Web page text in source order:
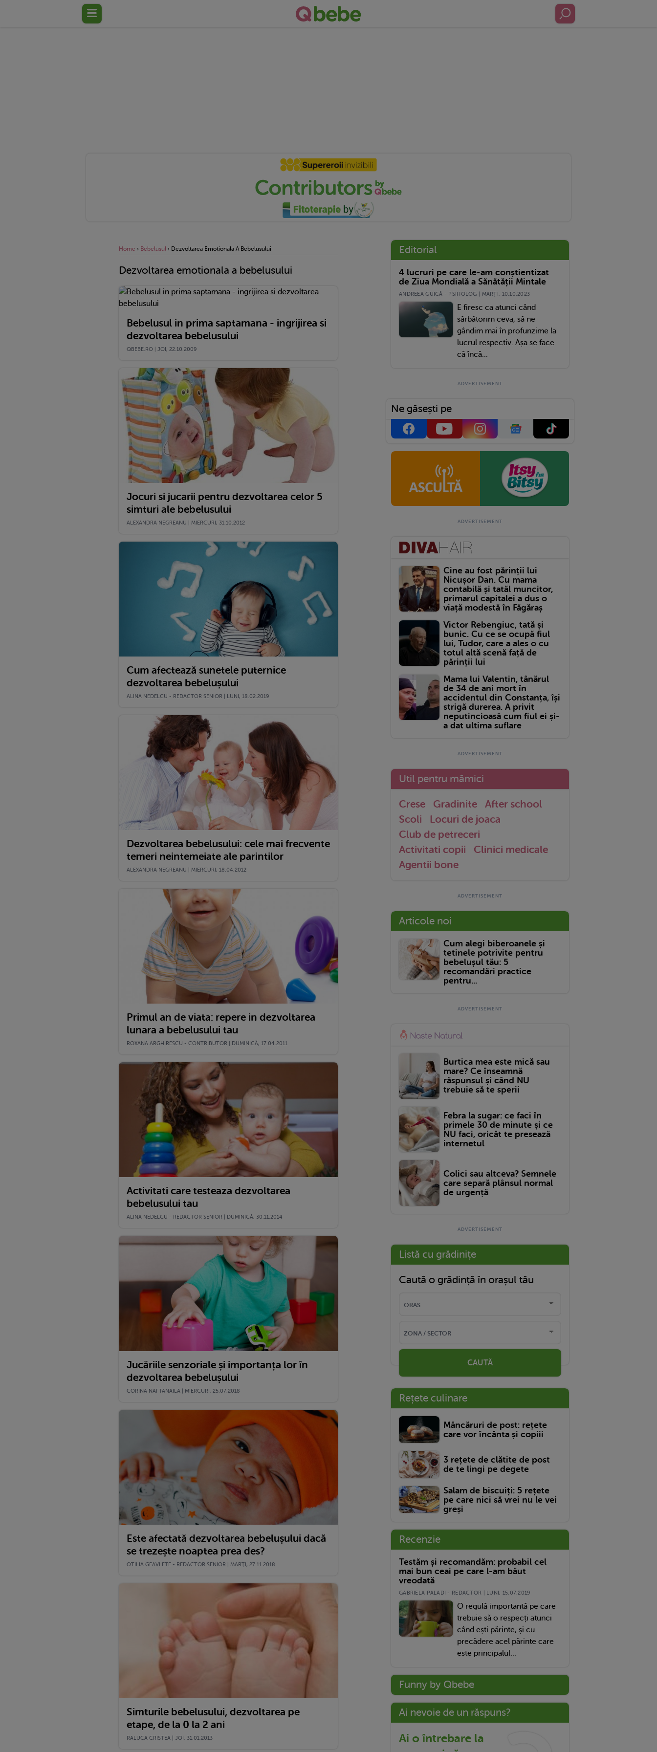
Home › Bebelusul › Dezvoltarea Emotionala A Bebelusului
Dezvoltarea emotionala a bebelusului
Bebelusul in prima saptamana - ingrijirea si
dezvoltarea bebelusului
QBEBE.RO | JOI, 22.10.2009
Jocuri si jucarii pentru dezvoltarea celor 5
simturi ale bebelusului
ALEXANDRA NEGREANU | MIERCURI, 31.10.2012
Cum afectează sunetele puternice
dezvoltarea bebelușului
ALINA NEDELCU - REDACTOR SENIOR | LUNI, 18.02.2019
Dezvoltarea bebelusului: cele mai frecvente
temeri neintemeiate ale parintilor
ALEXANDRA NEGREANU | MIERCURI, 18.04.2012
Primul an de viata: repere in dezvoltarea
lunara a bebelusului tau
ROXANA ARGHIRESCU - CONTRIBUTOR | DUMINICĂ, 17.04.2011
Activitati care testeaza dezvoltarea
bebelusului tau
ALINA NEDELCU - REDACTOR SENIOR | DUMINICĂ, 30.11.2014
Jucăriile senzoriale și importanța lor în
dezvoltarea bebelușului
CORINA NAFTANAILA | MIERCURI, 25.07.2018
Este afectată dezvoltarea bebelușului dacă
se trezește noaptea prea des?
OTILIA GEAVLETE - REDACTOR SENIOR | MARŢI, 27.11.2018
Simturile bebelusului, dezvoltarea pe
etape, de la 0 la 2 ani
RALUCA CRISTEA | JOI, 31.01.2013
Editorial
4 lucruri pe care le-am conștientizat
de Ziua Mondială a Sănătății Mintale
ANDREEA GUICĂ - PSIHOLOG | MARŢI, 10.10.2023
E firesc ca atunci când
sărbătorim ceva, să ne
gândim mai în profunzime la
lucrul respectiv. Așa se face
că încă...
Ne găsești pe
Cine au fost părinții lui
Nicușor Dan. Cu mama
contabilă și tatăl muncitor,
primarul capitalei a dus o
viață modestă în Făgăraș
Victor Rebengiuc, tată și
bunic. Cu ce se ocupă fiul
lui, Tudor, care a ales o cu
totul altă scenă față de
părinții lui
Mama lui Valentin, tânărul
de 34 de ani mort în
accidentul din Constanța, își
strigă durerea. A privit
neputincioasă cum fiul ei și-
a dat ultima suflare
Util pentru mămici
Crese Gradinite
After school
Scoli
Locuri de joaca
Club de petreceri
Activitati copii
Clinici medicale
Agentii bone
Articole noi
Cum alegi biberoanele și
tetinele potrivite pentru
bebelușul tău: 5
recomandări practice
pentru...
Burtica mea este mică sau
mare? Ce înseamnă
răspunsul și când NU
trebuie să te sperii
Febra la sugar: ce faci în
primele 30 de minute și ce
NU faci, oricât te presează
internetul
Colici sau altceva? Semnele
care separă plânsul normal
de urgență
Listă cu grădinițe
Caută o grădință în orașul tău
CAUTĂ
Rețete culinare
Mâncăruri de post: rețete
care vor încânta și copiii
3 rețete de clătite de post
de te lingi pe degete
Salam de biscuiți: 5 rețete
pe care nici să vrei nu le vei
greși
Recenzie
Testăm și recomandăm: probabil cel
mai bun ceai pe care l-am băut
vreodată
GABRIELA PALADI - REDACTOR | LUNI, 15.07.2019
O regulă importantă pe care
trebuie să o respecți atunci
când ești părinte, și cu
precădere acel părinte care
este principalul...
Funny by Qbebe
Ai nevoie de un răspuns?
Ai o întrebare la